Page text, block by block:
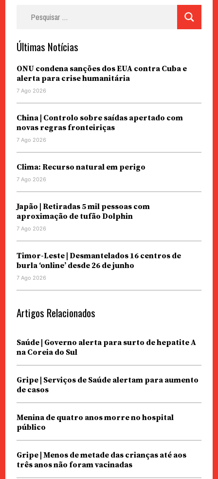
Últimas Notícias
ONU condena sanções dos EUA contra Cuba e
alerta para crise humanitária
7 Ago 2026
China | Controlo sobre saídas apertado com
novas regras fronteiriças
7 Ago 2026
Clima: Recurso natural em perigo
7 Ago 2026
Japão | Retiradas 5 mil pessoas com
aproximação de tufão Dolphin
7 Ago 2026
Timor-Leste | Desmantelados 16 centros de
burla ‘online’ desde 26 de junho
7 Ago 2026
Artigos Relacionados
Saúde | Governo alerta para surto de hepatite A
na Coreia do Sul
Gripe | Serviços de Saúde alertam para aumento
de casos
Menina de quatro anos morre no hospital
público
Gripe | Menos de metade das crianças até aos
três anos não foram vacinadas